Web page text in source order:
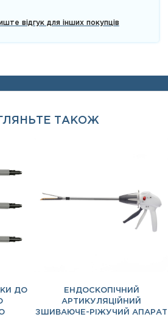
відгук для інших покупців
ТАКОЖ
ДО
ЕНДОСКОПІЧНИЙ
АРТИКУЛЯЦІЙНИЙ
ЗШИВАЮЧЕ-РІЖУЧИЙ АПАРАТ